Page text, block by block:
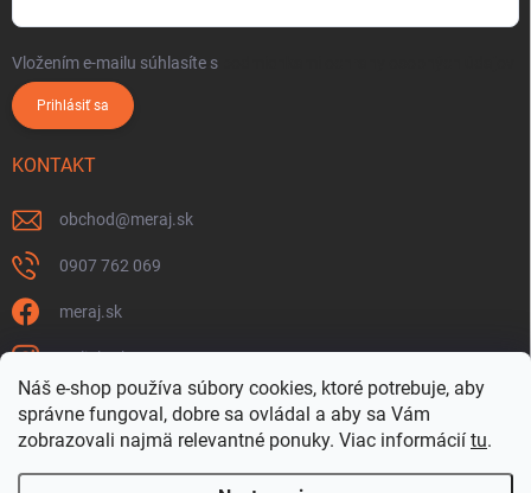
Náš e-shop používa súbory cookies, ktoré potrebuje, aby
správne fungoval, dobre sa ovládal a aby sa Vám
zobrazovali najmä relevantné ponuky. Viac informácií tu.
Vložením e-mailu súhlasíte s
Prihlásiť sa
KONTAKT
obchod@meraj.sk
0907 762 069
meraj.sk
m_link_sk
https://www.youtube.com/@meraj-sk
@m_link_sk